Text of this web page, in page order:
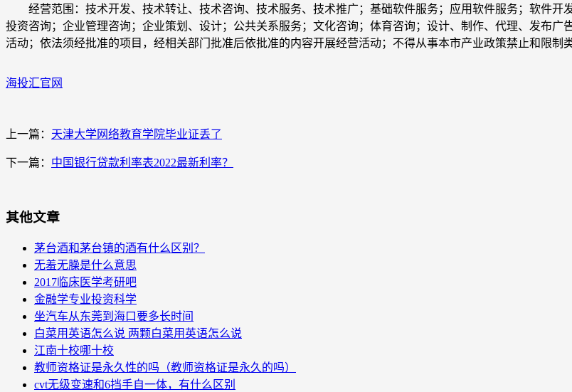
经营范围：技术开发、技术转让、技术咨询、技术服务、技术推广；基础软件服务；应用软件服务；软件开
投资咨询；企业管理咨询；企业策划、设计；公共关系服务；文化咨询；体育咨询；设计、制作、代理、发布
活动；依法须经批准的项目，经相关部门批准后依批准的内容开展经营活动；不得从事本市产业政策禁止和限制
海投汇官网
上一篇： 天津大学网络教育学院毕业证丢了
下一篇： 中国银行贷款利率表2022最新利率？
其他文章
茅台酒和茅台镇的酒有什么区别？
无羞无臊是什么意思
2017临床医学考研吧
金融学专业投资科学
坐汽车从东莞到海口要多长时间
白菜用英语怎么说 两颗白菜用英语怎么说
江南十校哪十校
教师资格证是永久性的吗（教师资格证是永久的吗）
cvt无级变速和6挡手自一体，有什么区别